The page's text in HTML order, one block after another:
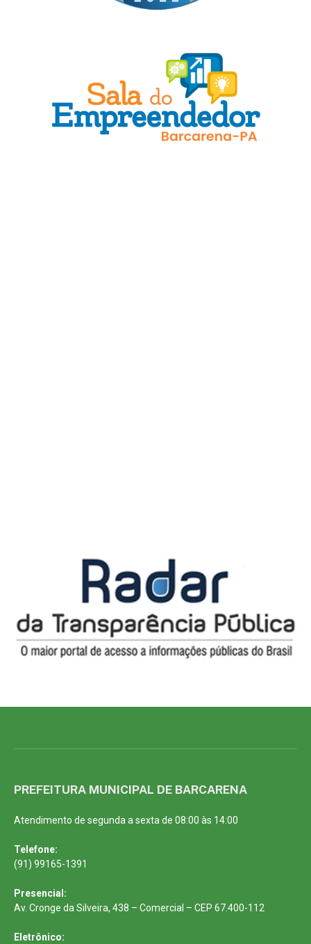
PREFEITURA MUNICIPAL DE BARCARENA
Atendimento de segunda a sexta de 08:00 às 14:00
Telefone:
(91) 99165-1391
Presencial:
Av. Cronge da Silveira, 438 – Comercial – CEP 67.400-112
Eletrônico: